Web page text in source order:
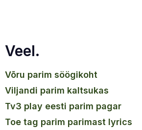
Veel.
võru parim söögikoht
viljandi parim kaltsukas
tv3 play eesti parim pagar
toe tag parim parimast lyrics